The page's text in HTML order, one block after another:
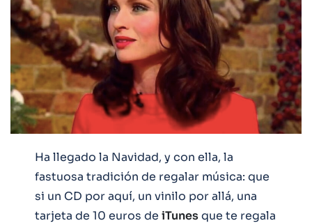
Ha llegado la Navidad, y con ella, la
fastuosa tradición de regalar música: que
si un CD por aquí, un vinilo por allá, una
tarjeta de 10 euros de iTunesque te regala